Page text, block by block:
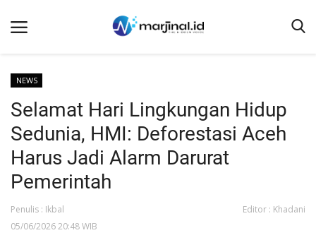
Beranda
NEWS
Redaksi
EDUKASI
SOSOK
NEWS
Selamat Hari Lingkungan Hidup
Sedunia, HMI: Deforestasi Aceh
Harus Jadi Alarm Darurat
Pemerintah
Penulis : Ikbal
Editor : Khadani
05/06/2026 20:48 WIB